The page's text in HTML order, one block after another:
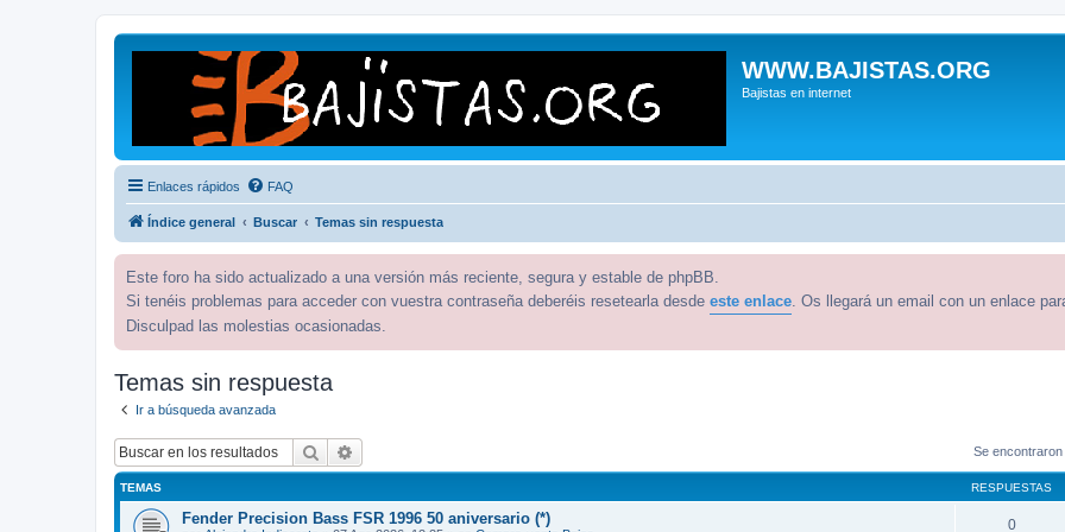
WWW.BAJISTAS.ORG
Bajistas en internet
Enlaces rápidos FAQ
Índice general Buscar Temas sin respuesta
Este foro ha sido actualizado a una versión más reciente, segura y estable de phpBB.
Si tenéis problemas para acceder con vuestra contraseña deberéis resetearla desde este enlace. Os llegará un email con un enlace
Disculpad las molestias ocasionadas.
Temas sin respuesta
Ir a búsqueda avanzada
Buscar Se
TEMAS RESPUESTAS
Fender Precision Bass FSR 1996 50 aniversario (*) 0